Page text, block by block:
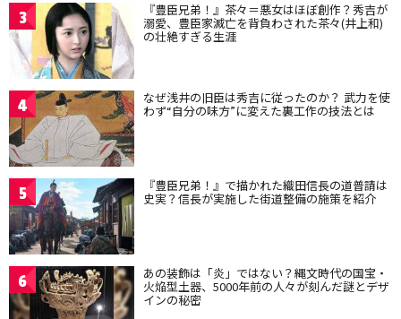
3 『豊臣兄弟！』茶々＝悪女はほぼ創作？秀吉が
溺愛、豊臣家滅亡を背負わされた茶々(井上和)
の壮絶すぎる生涯
4 なぜ浅井の旧臣は秀吉に従ったのか？ 武力を使
わず“自分の味方”に変えた裏工作の技法とは
5 『豊臣兄弟！』で描かれた織田信長の道普請は
史実？信長が実施した街道整備の施策を紹介
6 あの装飾は「炎」ではない？縄文時代の国宝・
火焔型土器、5000年前の人々が刻んだ謎とデザ
インの秘密